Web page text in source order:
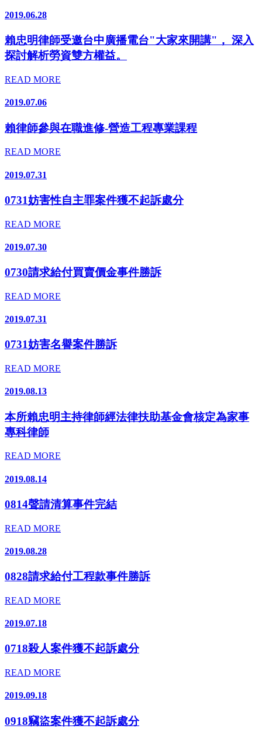
2019.06.28
賴忠明律師受邀台中廣播電台"大家來開講"， 深入
探討解析勞資雙方權益。
READ MORE
2019.07.06
賴律師參與在職進修-營造工程專業課程
READ MORE
2019.07.31
0731妨害性自主罪案件獲不起訴處分
READ MORE
2019.07.30
0730請求給付買賣價金事件勝訴
READ MORE
2019.07.31
0731妨害名譽案件勝訴
READ MORE
2019.08.13
本所賴忠明主持律師經法律扶助基金會核定為家事
專科律師
READ MORE
2019.08.14
0814聲請清算事件完結
READ MORE
2019.08.28
0828請求給付工程款事件勝訴
READ MORE
2019.07.18
0718殺人案件獲不起訴處分
READ MORE
2019.09.18
0918竊盜案件獲不起訴處分